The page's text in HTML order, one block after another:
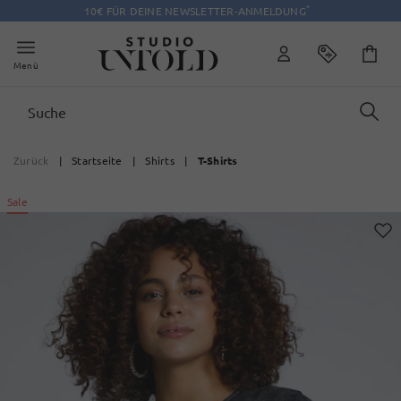
10€ FÜR DEINE NEWSLETTER-ANMELDUNG*
Menü
Zurück | Startseite | Shirts | T-Shirts
Sale